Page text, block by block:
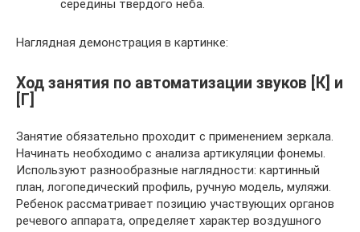
середины твердого неба.
Наглядная демонстрация в картинке:
Ход занятия по автоматизации звуков [К] и
[Г]
Занятие обязательно проходит с применением зеркала.
Начинать необходимо с анализа артикуляции фонемы.
Используют разнообразные наглядности: картинный
план, логопедический профиль, ручную модель, муляжи.
Ребенок рассматривает позицию участвующих органов
речевого аппарата, определяет характер воздушного